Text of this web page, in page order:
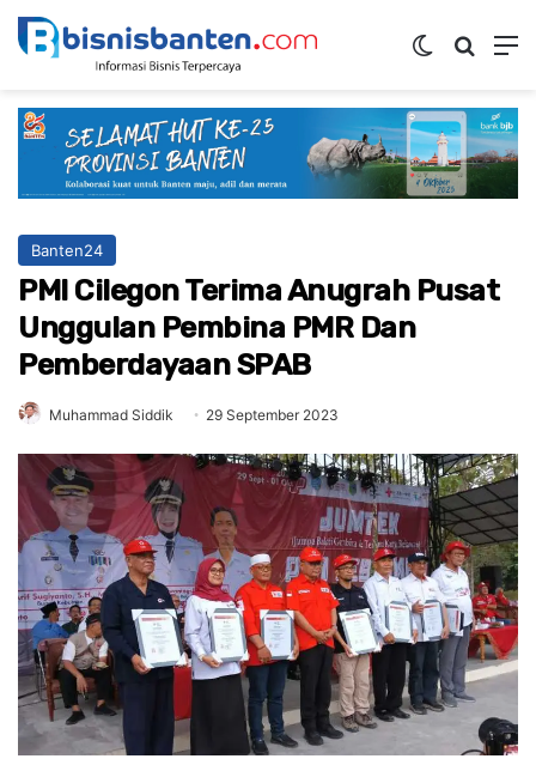
Switch skin
Banten24
PMI Cilegon Terima Anugrah Pusat
Unggulan Pembina PMR Dan
Pemberdayaan SPAB
Muhammad Siddik 29 September 2023